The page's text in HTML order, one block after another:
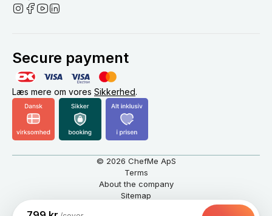
Secure payment
Læs mere om vores Sikkerhed.
© 2026 ChefMe ApS
Terms
About the company
Sitemap